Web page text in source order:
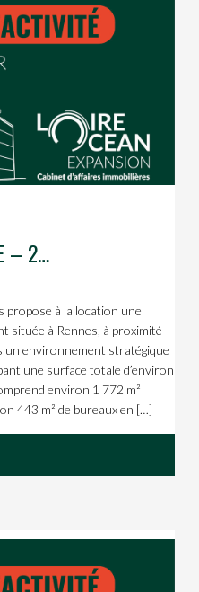
Cellule Activité NEUVE – 2 215 m² – proche Roazhon Park
propose à la location une
située à Rennes, à proximité
un environnement stratégique
une surface totale d’environ
environ 1 772 m²
443 m² de bureaux en […]